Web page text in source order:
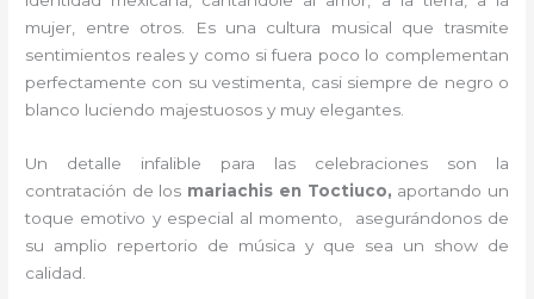
mujer, entre otros. Es una cultura musical que trasmite
sentimientos reales y como si fuera poco lo complementan
perfectamente con su vestimenta, casi siempre de negro o
blanco luciendo majestuosos y muy elegantes.
Un detalle infalible para las celebraciones son la
contratación de los mariachis en Toctiuco, aportando un
toque emotivo y especial al momento, asegurándonos de
su amplio repertorio de música y que sea un show de
calidad.